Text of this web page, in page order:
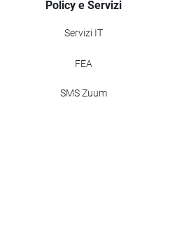
Policy e Servizi
Servizi IT
FEA
SMS Zuum